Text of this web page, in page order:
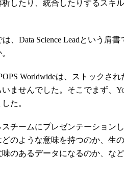
したり、統合したりするスキ
、Data Science Leadという肩
Worldwideは、ストックされ
ませんでした。そこでまず、
た。
チームにプレゼンテーション
のような意味を持つのか、生
のあるデータになるのか、な